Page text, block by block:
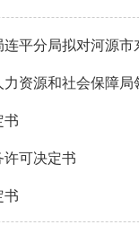
平分局拟对河源
力资源和社会保障
书
可决定书
书